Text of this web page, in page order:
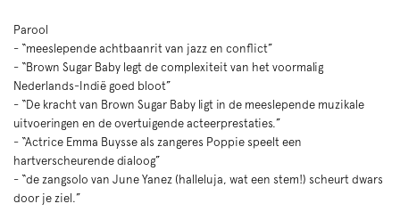
Parool
- “meeslepende achtbaanrit van jazz en conflict”
- “Brown Sugar Baby legt de complexiteit van het voormalig
Nederlands-Indië goed bloot”
- “De kracht van Brown Sugar Baby ligt in de meeslepende muzikale
uitvoeringen en de overtuigende acteerprestaties.”
- “Actrice Emma Buysse als zangeres Poppie speelt een
hartverscheurende dialoog”
- “de zangsolo van June Yanez (halleluja, wat een stem!) scheurt dwars
door je ziel.”